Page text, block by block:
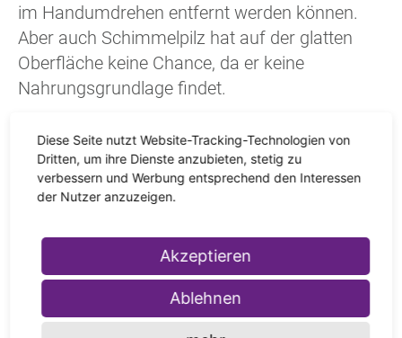
im Handumdrehen entfernt werden können.
Aber auch Schimmelpilz hat auf der glatten
Oberfläche keine Chance, da er keine
Nahrungsgrundlage findet.
Badezimmer mit rutschfesten Bodenfliesen.
Diese Seite nutzt Website-Tracking-Technologien von
Dritten, um ihre Dienste anzubieten, stetig zu
verbessern und Werbung entsprechend den Interessen
der Nutzer anzuzeigen.
Akzeptieren
Ablehnen